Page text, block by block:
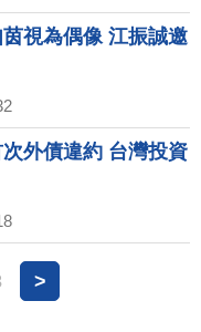
視為偶像 江振誠邀
外債違約 台灣投資
>